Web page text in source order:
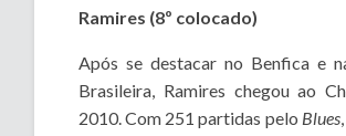
Ramires (8º colocado)
Após se destacar no Benfica e
Brasileira, Ramires chegou ao
2010. Com 251 partidas pelo Blues